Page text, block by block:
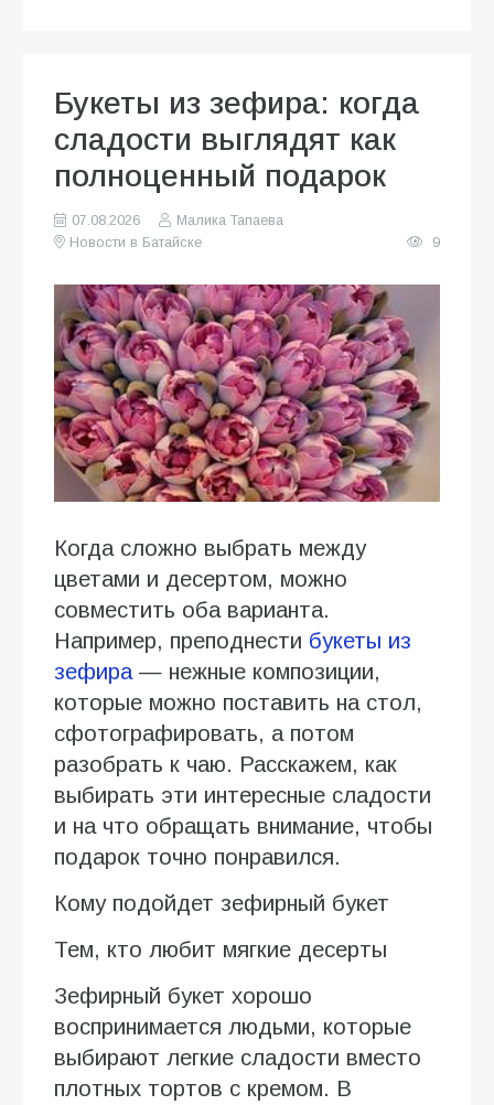
Букеты из зефира: когда
сладости выглядят как
полноценный подарок
07.08.2026
Малика Тапаева
Новости в Батайске
9
Когда сложно выбрать между
цветами и десертом, можно
совместить оба варианта.
Например, преподнести букеты из
зефира— нежные композиции,
которые можно поставить на стол,
сфотографировать, а потом
разобрать к чаю. Расскажем, как
выбирать эти интересные сладости
и на что обращать внимание, чтобы
подарок точно понравился.
Кому подойдет зефирный букет
Тем, кто любит мягкие десерты
Зефирный букет хорошо
воспринимается людьми, которые
выбирают легкие сладости вместо
плотных тортов с кремом. В